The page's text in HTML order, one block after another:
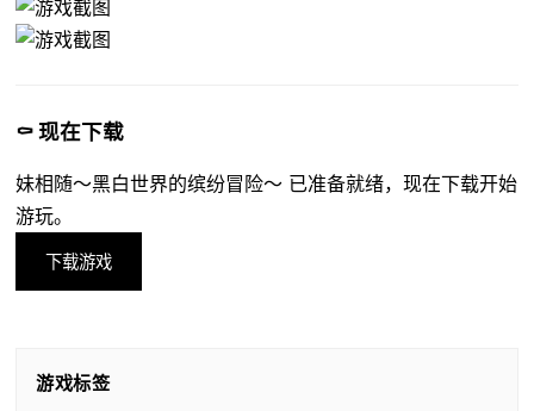
⚰️ 现在下载
妹相随～黑白世界的缤纷冒险～ 已准备就绪，现在下载开始
游玩。
下载游戏
游戏标签